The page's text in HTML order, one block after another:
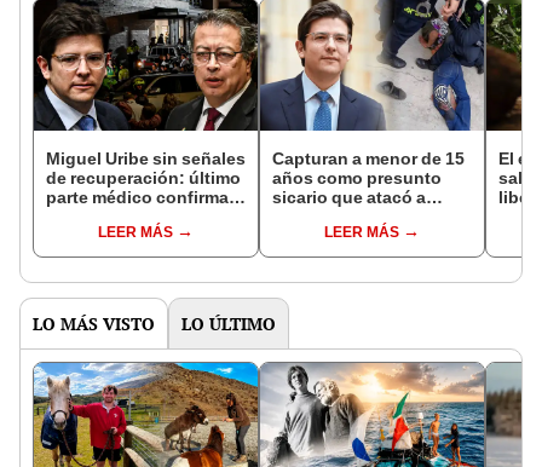
Miguel Uribe sin señales
de recuperación: último
parte médico confirma
LEER MÁS
Capturan a menor de 15
años como presunto
sicario que atacó a
en Colombia
LEER MÁS
El
salió
la
LO MÁS VISTO LO ÚLTIMO